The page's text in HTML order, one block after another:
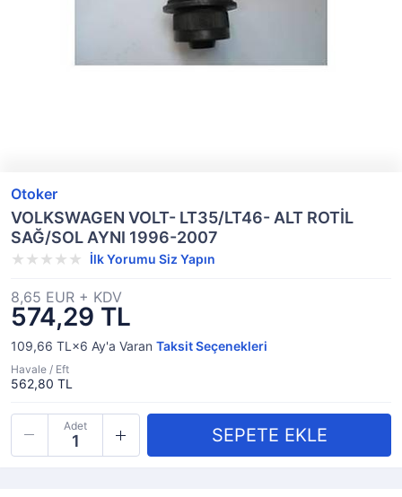
Otoker
VOLKSWAGEN VOLT- LT35/LT46- ALT ROTİL
SAĞ/SOL AYNI 1996-2007
İlk Yorumu Siz Yapın
574,29 TL
8,65 EUR + KDV
109,66 TL×6 Ay'a Varan Taksit Seçenekleri
Havale / Eft
562,80 TL
Adet